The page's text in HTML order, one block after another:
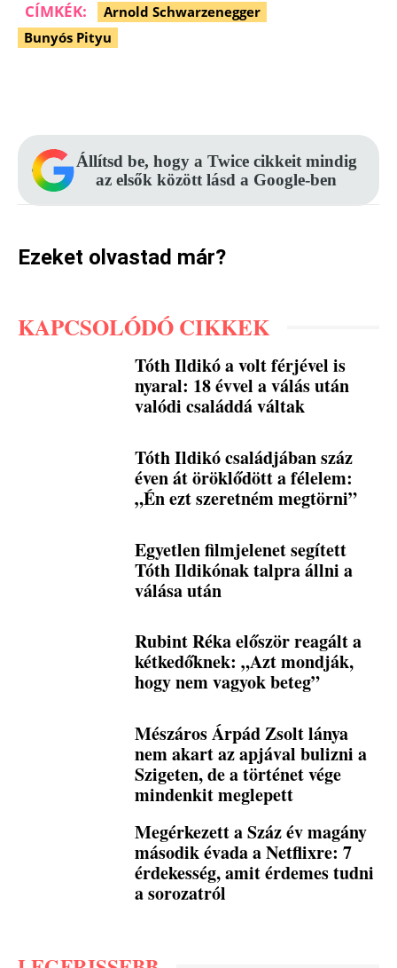
CÍMKÉK:
Arnold Schwarzenegger
Bunyós Pityu
Állítsd be, hogy a Twice cikkeit mindig
az elsők között lásd a Google-ben
Ezeket olvastad már?
KAPCSOLÓDÓ CIKKEK
Tóth Ildikó a volt férjével is
nyaral: 18 évvel a válás után
valódi családdá váltak
Tóth Ildikó családjában száz
éven át öröklődött a félelem:
„Én ezt szeretném megtörni”
Egyetlen filmjelenet segített
Tóth Ildikónak talpra állni a
válása után
Rubint Réka először reagált a
kétkedőknek: „Azt mondják,
hogy nem vagyok beteg”
Mészáros Árpád Zsolt lánya
nem akart az apjával bulizni a
Szigeten, de a történet vége
mindenkit meglepett
Megérkezett a Száz év magány
második évada a Netflixre: 7
érdekesség, amit érdemes tudni
a sorozatról